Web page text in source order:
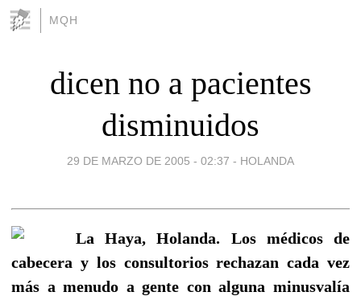
MQH
dicen no a pacientes
disminuidos
29 DE MARZO DE 2005 - 02:37 - HOLANDA
La Haya, Holanda. Los médicos de
cabecera y los consultorios rechazan cada vez
más a menudo a gente con alguna minusvalía